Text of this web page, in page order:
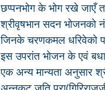
छप्पनभोग के भोग रखे जाएँ
श्रीवृषभान सदन भोजनको
जिनके चरणकमल धरिवेको
इस उपरांत भोजन के एवं
एक अन्य मान्यता अनुसार